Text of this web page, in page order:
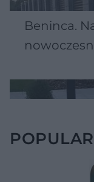
Beninca.